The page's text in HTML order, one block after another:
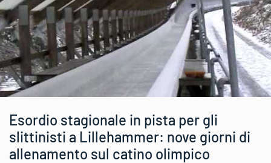
Esordio stagionale in pista per gli
slittinisti a Lillehammer: nove giorni di
allenamento sul catino olimpico